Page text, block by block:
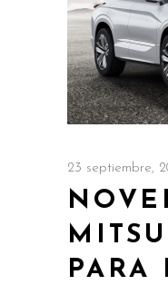
23 septiembre,
PARA